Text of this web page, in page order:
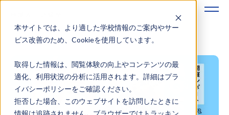
本サイトでは、より適した学校情報のご案内やサー
ビス改善のため、Cookieを使用しています。
取得した情報は、閲覧体験の向上やコンテンツの最
適化、利用状況の分析に活用されます。詳細はプラ
イバシーポリシーをご確認ください。
拒否した場合、このウェブサイトを訪問したときに
情報は追跡されません。ブラウザーではトラッキン
地域みらい留学のすすめかた
地域みらい留学とは
学校を探す